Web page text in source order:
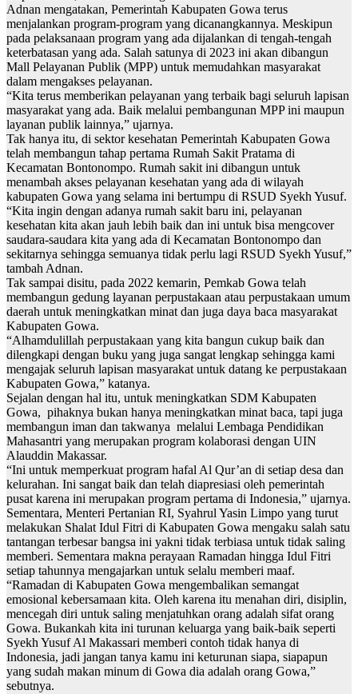
Adnan mengatakan, Pemerintah Kabupaten Gowa terus
menjalankan program-program yang dicanangkannya. Meskipun
pada pelaksanaan program yang ada dijalankan di tengah-tengah
keterbatasan yang ada. Salah satunya di 2023 ini akan dibangun
Mall Pelayanan Publik (MPP) untuk memudahkan masyarakat
dalam mengakses pelayanan.
“Kita terus memberikan pelayanan yang terbaik bagi seluruh lapisan
masyarakat yang ada. Baik melalui pembangunan MPP ini maupun
layanan publik lainnya,” ujarnya.
Tak hanya itu, di sektor kesehatan Pemerintah Kabupaten Gowa
telah membangun tahap pertama Rumah Sakit Pratama di
Kecamatan Bontonompo. Rumah sakit ini dibangun untuk
menambah akses pelayanan kesehatan yang ada di wilayah
kabupaten Gowa yang selama ini bertumpu di RSUD Syekh Yusuf.
“Kita ingin dengan adanya rumah sakit baru ini, pelayanan
kesehatan kita akan jauh lebih baik dan ini untuk bisa mengcover
saudara-saudara kita yang ada di Kecamatan Bontonompo dan
sekitarnya sehingga semuanya tidak perlu lagi RSUD Syekh Yusuf,”
tambah Adnan.
Tak sampai disitu, pada 2022 kemarin, Pemkab Gowa telah
membangun gedung layanan perpustakaan atau perpustakaan umum
daerah untuk meningkatkan minat dan juga daya baca masyarakat
Kabupaten Gowa.
“Alhamdulillah perpustakaan yang kita bangun cukup baik dan
dilengkapi dengan buku yang juga sangat lengkap sehingga kami
mengajak seluruh lapisan masyarakat untuk datang ke perpustakaan
Kabupaten Gowa,” katanya.
Sejalan dengan hal itu, untuk meningkatkan SDM Kabupaten
Gowa, pihaknya bukan hanya meningkatkan minat baca, tapi juga
membangun iman dan takwanya melalui Lembaga Pendidikan
Mahasantri yang merupakan program kolaborasi dengan UIN
Alauddin Makassar.
“Ini untuk memperkuat program hafal Al Qur’an di setiap desa dan
kelurahan. Ini sangat baik dan telah diapresiasi oleh pemerintah
pusat karena ini merupakan program pertama di Indonesia,” ujarnya.
Sementara, Menteri Pertanian RI, Syahrul Yasin Limpo yang turut
melakukan Shalat Idul Fitri di Kabupaten Gowa mengaku salah satu
tantangan terbesar bangsa ini yakni tidak terbiasa untuk tidak saling
memberi. Sementara makna perayaan Ramadan hingga Idul Fitri
setiap tahunnya mengajarkan untuk selalu memberi maaf.
“Ramadan di Kabupaten Gowa mengembalikan semangat
emosional kebersamaan kita. Oleh karena itu menahan diri, disiplin,
mencegah diri untuk saling menjatuhkan orang adalah sifat orang
Gowa. Bukankah kita ini turunan keluarga yang baik-baik seperti
Syekh Yusuf Al Makassari memberi contoh tidak hanya di
Indonesia, jadi jangan tanya kamu ini keturunan siapa, siapapun
yang sudah makan minum di Gowa dia adalah orang Gowa,”
sebutnya.